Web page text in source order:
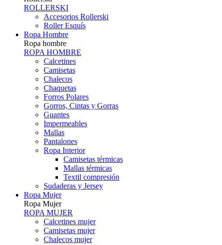
ROLLERSKI
Accesorios Rollerski
Roller Esquís
Ropa Hombre
Ropa hombre
ROPA HOMBRE
Calcetines
Camisetas
Chalecos
Chaquetas
Forros Polares
Gorros, Cintas y Gorras
Guantes
Impermeables
Mallas
Pantalones
Ropa Interior
Camisetas térmicas
Mallas térmicas
Textil compresión
Sudaderas y Jersey
Ropa Mujer
Ropa Mujer
ROPA MUJER
Calcetines mujer
Camisetas mujer
Chalecos mujer